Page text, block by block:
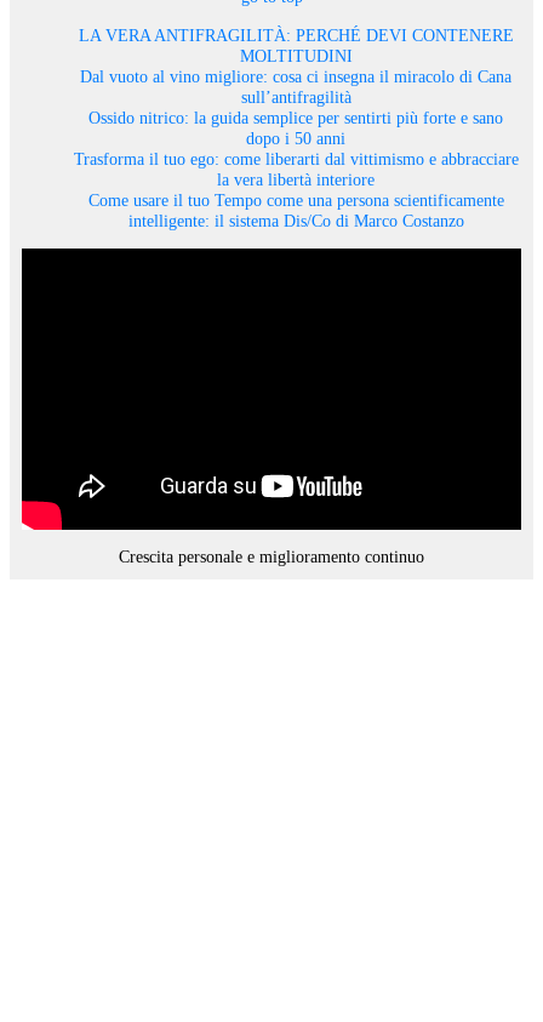
LA VERA ANTIFRAGILITÀ: PERCHÉ DEVI CONTENERE
MOLTITUDINI
Dal vuoto al vino migliore: cosa ci insegna il miracolo di Cana
sull’antifragilità
Ossido nitrico: la guida semplice per sentirti più forte e sano
dopo i 50 anni
Trasforma il tuo ego: come liberarti dal vittimismo e abbracciare
la vera libertà interiore
Come usare il tuo Tempo come una persona scientificamente
intelligente: il sistema Dis/Co di Marco Costanzo
Crescita personale e miglioramento continuo